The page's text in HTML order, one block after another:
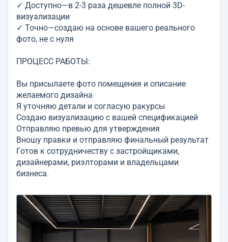
✓ Доступно—в 2-3 раза дешевле полной 3D-
визуализации
✓ Точно—создаю на основе вашего реального
фото, не с нуля
ПРОЦЕСС РАБОТЫ:
Вы присылаете фото помещения и описание
желаемого дизайна
Я уточняю детали и согласую ракурсы
Создаю визуализацию с вашей спецификацией
Отправляю превью для утверждения
Вношу правки и отправляю финальный результат
Готов к сотрудничеству с застройщиками,
дизайнерами, риэлторами и владельцами
бизнеса.